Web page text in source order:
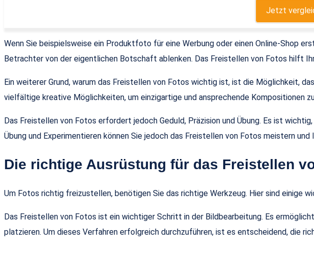
Jetzt
Wenn Sie beispielsweise ein Produktfoto für eine Werbung oder einen Online-Shop
Betrachter von der eigentlichen Botschaft ablenken. Das Freistellen von Fotos hilft
Ein weiterer Grund, warum das Freistellen von Fotos wichtig ist, ist die Möglichkeit,
vielfältige kreative Möglichkeiten, um einzigartige und ansprechende Kompositionen
Das Freistellen von Fotos erfordert jedoch Geduld, Präzision und Übung. Es ist
Übung und Experimentieren können Sie jedoch das Freistellen von Fotos meistern und
Die richtige Ausrüstung für das Freistellen
Um Fotos richtig freizustellen, benötigen Sie das richtige Werkzeug. Hier sind einige
Das Freistellen von Fotos ist ein wichtiger Schritt in der Bildbearbeitung. Es
platzieren. Um dieses Verfahren erfolgreich durchzuführen, ist es entscheidend, die